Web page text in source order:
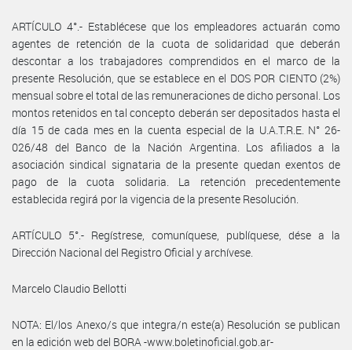
ARTÍCULO 4°.- Establécese que los empleadores actuarán como
agentes de retención de la cuota de solidaridad que deberán
descontar a los trabajadores comprendidos en el marco de la
presente Resolución, que se establece en el DOS POR CIENTO (2%)
mensual sobre el total de las remuneraciones de dicho personal. Los
montos retenidos en tal concepto deberán ser depositados hasta el
día 15 de cada mes en la cuenta especial de la U.A.T.R.E. N° 26-
026/48 del Banco de la Nación Argentina. Los afiliados a la
asociación sindical signataria de la presente quedan exentos de
pago de la cuota solidaria. La retención precedentemente
establecida regirá por la vigencia de la presente Resolución.
ARTÍCULO 5°.- Regístrese, comuníquese, publíquese, dése a la
Dirección Nacional del Registro Oficial y archívese.
Marcelo Claudio Bellotti
NOTA: El/los Anexo/s que integra/n este(a) Resolución se publican
en la edición web del BORA -www.boletinoficial.gob.ar-